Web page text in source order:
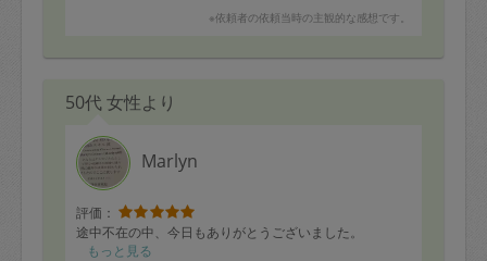
落ち着いたらまたご依頼させて頂ければと思っています
※依頼者の依頼当時の主観的な感想です。
50代 女性より
Marlyn
評価：
途中不在の中、今日もありがとうございました。
もっと見る